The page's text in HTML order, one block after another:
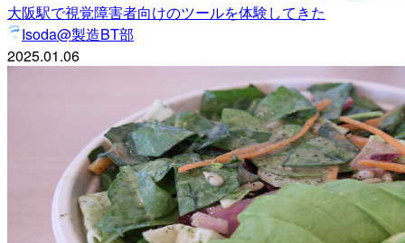
大阪駅で視覚障害者向けのツールを体験してきた
Isoda@製造BT部
2025.01.06